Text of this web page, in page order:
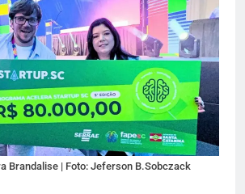
Brandalise | Foto: Jeferson B.Sobczack